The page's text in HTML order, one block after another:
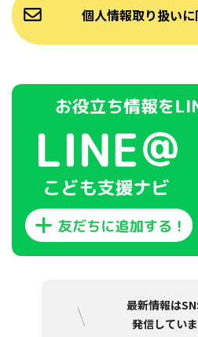
最新情報は
発信していま